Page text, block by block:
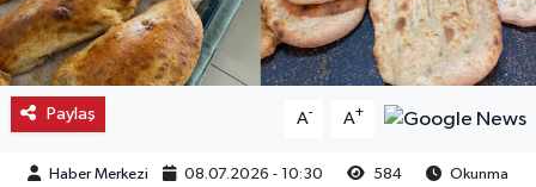
Paylaş A- A+
Haber Merkezi 08.07.2026 - 10:30 584
Okunma
Kargı
Laçin
Mecitözü